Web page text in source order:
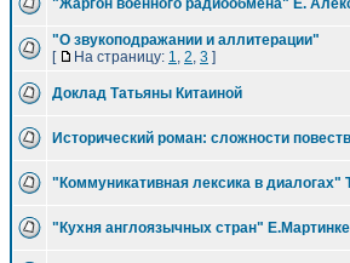
"Жаргон военного радиообмена" Е.
"О звукоподражании и аллитерации"
[
На страницу: 1, 2, 3 ]
Доклад Татьяны Китаиной
Исторический роман: сложности
"Коммуникативная лексика в диалогах"
"Кухня англоязычных стран"